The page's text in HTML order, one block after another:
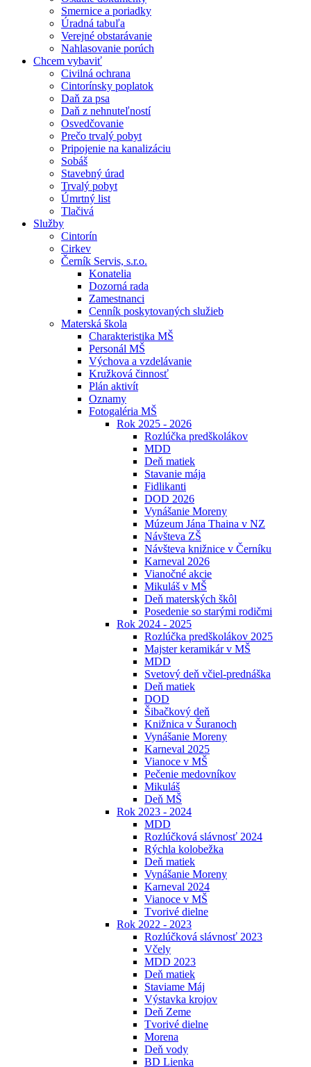
Smernice a poriadky
Úradná tabuľa
Verejné obstarávanie
Nahlasovanie porúch
Chcem vybaviť
Civilná ochrana
Cintorínsky poplatok
Daň za psa
Daň z nehnuteľností
Osvedčovanie
Prečo trvalý pobyt
Pripojenie na kanalizáciu
Sobáš
Stavebný úrad
Trvalý pobyt
Úmrtný list
Tlačivá
Služby
Cintorín
Cirkev
Černík Servis, s.r.o.
Konatelia
Dozorná rada
Zamestnanci
Cenník poskytovaných služieb
Materská škola
Charakteristika MŠ
Personál MŠ
Výchova a vzdelávanie
Kružková činnosť
Plán aktivít
Oznamy
Fotogaléria MŠ
Rok 2025 - 2026
Rozlúčka predškolákov
MDD
Deň matiek
Stavanie mája
Fidlikanti
DOD 2026
Vynášanie Moreny
Múzeum Jána Thaina v NZ
Návšteva ZŠ
Návšteva knižnice v Černíku
Karneval 2026
Vianočné akcie
Mikuláš v MŠ
Deň materských škôl
Posedenie so starými rodičmi
Rok 2024 - 2025
Rozlúčka predškolákov 2025
Majster keramikár v MŠ
MDD
Svetový deň včiel-prednáška
Deň matiek
DOD
Šibačkový deň
Knižnica v Šuranoch
Vynášanie Moreny
Karneval 2025
Vianoce v MŠ
Pečenie medovníkov
Mikuláš
Deň MŠ
Rok 2023 - 2024
MDD
Rozlúčková slávnosť 2024
Rýchla kolobežka
Deň matiek
Vynášanie Moreny
Karneval 2024
Vianoce v MŠ
Tvorivé dielne
Rok 2022 - 2023
Rozlúčková slávnosť 2023
Včely
MDD 2023
Deň matiek
Staviame Máj
Výstavka krojov
Deň Zeme
Tvorivé dielne
Morena
Deň vody
BD Lienka